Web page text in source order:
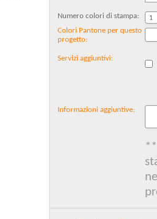
Numero colori di stampa:
Colori Pantone per questo
progetto:
Servizi aggiuntivi:
Informazioni aggiuntive: